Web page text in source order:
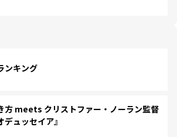
ンキング
方 meets クリストファー・ノーラン監督
デュッセイア』